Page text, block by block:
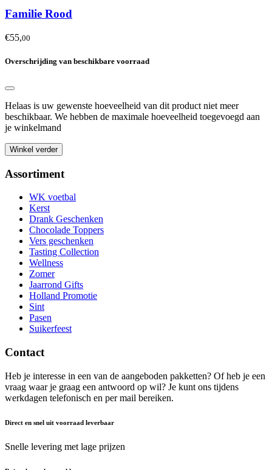
Familie Rood
€55,00
Overschrijding van beschikbare voorraad
Helaas is uw gewenste hoeveelheid van dit product niet meer
beschikbaar. We hebben de maximale hoeveelheid toegevoegd aan
je winkelmand
Winkel verder
Assortiment
WK voetbal
Kerst
Drank Geschenken
Chocolade Toppers
Vers geschenken
Tasting Collection
Wellness
Zomer
Jaarrond Gifts
Holland Promotie
Sint
Pasen
Suikerfeest
Contact
Heb je interesse in een van de aangeboden pakketten? Of heb je een
vraag waar je graag een antwoord op wil? Je kunt ons tijdens
werkdagen telefonisch en per mail bereiken.
Direct en snel uit voorraad leverbaar
Snelle levering met lage prijzen